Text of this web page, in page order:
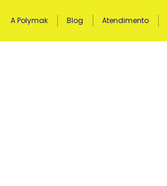
A Polymak Blog Atendimento